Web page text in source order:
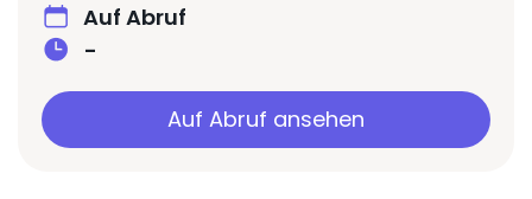
Auf Abruf
-
Auf Abruf ansehen